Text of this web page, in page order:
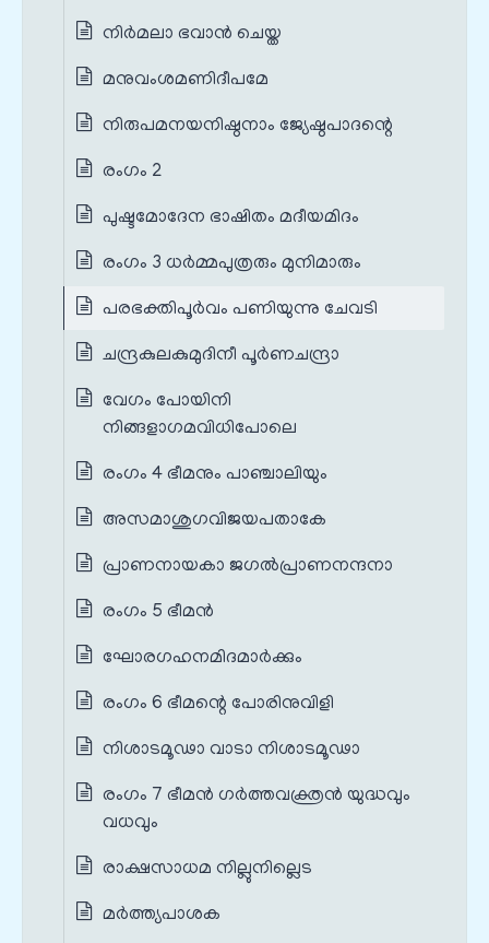
നിർമലാ ഭവാൻ ചെയ്ത
മനുവംശമണിദീപമേ
നിരുപമനയനിഷ്ഠനാം ജ്യേഷ്ഠപാദന്റെ
രംഗം 2
പുഷ്ടമോദേന ഭാഷിതം മദീയമിദം
രംഗം 3 ധർമ്മപുത്രരും മുനിമാരും
പരഭക്തിപൂർവം പണിയുന്നു ചേവടി
ചന്ദ്രകുലകുമുദിനീ പൂർണചന്ദ്രാ
വേഗം പോയിനി
നിങ്ങളാഗമവിധിപോലെ
രംഗം 4 ഭീമനും പാഞ്ചാലിയും
അസമാശുഗവിജയപതാകേ
പ്രാണനായകാ ജഗൽപ്രാണനന്ദനാ
രംഗം 5 ഭീമൻ
ഘോരഗഹനമിദമാർക്കും
രംഗം 6 ഭീമന്റെ പോരിനുവിളി
നിശാടമൂഢാ വാടാ നിശാടമൂഢാ
രംഗം 7 ഭീമൻ ഗർത്തവക്ത്രൻ യുദ്ധവും
വധവും
രാക്ഷസാധമ നില്ലുനില്ലെട
മർത്ത്യപാശക